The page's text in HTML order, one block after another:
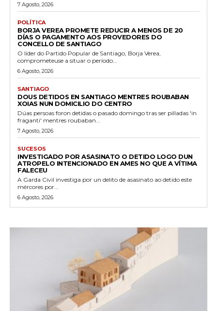
7 Agosto, 2026
POLÍTICA
BORJA VEREA PROMETE REDUCIR A MENOS DE 20
DÍAS O PAGAMENTO AOS PROVEDORES DO
CONCELLO DE SANTIAGO
O líder do Partido Popular de Santiago, Borja Verea,
comprometeuse a situar o período...
6 Agosto, 2026
SANTIAGO
DOUS DETIDOS EN SANTIAGO MENTRES ROUBABAN
XOIAS NUN DOMICILIO DO CENTRO
Dúas persoas foron detidas o pasado domingo tras ser pilladas 'in
fraganti' mentres roubaban...
7 Agosto, 2026
SUCESOS
INVESTIGADO POR ASASINATO O DETIDO LOGO DUN
ATROPELO INTENCIONADO EN AMES NO QUE A VÍTIMA
FALECEU
A Garda Civil investiga por un delito de asasinato ao detido este
mércores por...
6 Agosto, 2026